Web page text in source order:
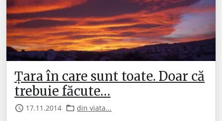
Țara în care sunt toate. Doar că
trebuie făcute…
17.11.2014 din viata...